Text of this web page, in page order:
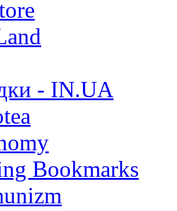
- IN.UA
Bookmarks